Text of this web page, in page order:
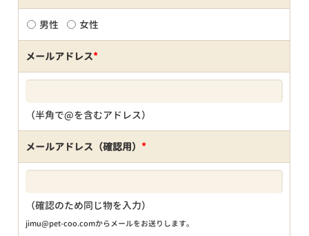
男性 女性
メールアドレス*
（半角で@を含むアドレス）
メールアドレス（確認用） *
（確認のため同じ物を入力）
jimu@pet-coo.comからメールをお送りします。